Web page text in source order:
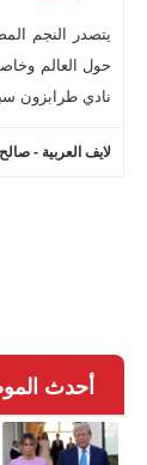
يتصدر النجم
حول العالم
نادي طرابزون
لايف العربية -
أحدث